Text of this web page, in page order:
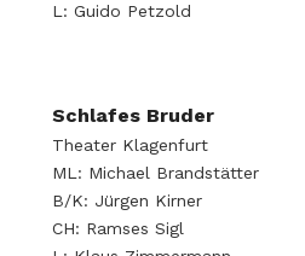
L: Guido Petzold
Schlafes Bruder
Theater Klagenfurt
ML: Michael Brandstätter
B/K: Jürgen Kirner
CH: Ramses Sigl